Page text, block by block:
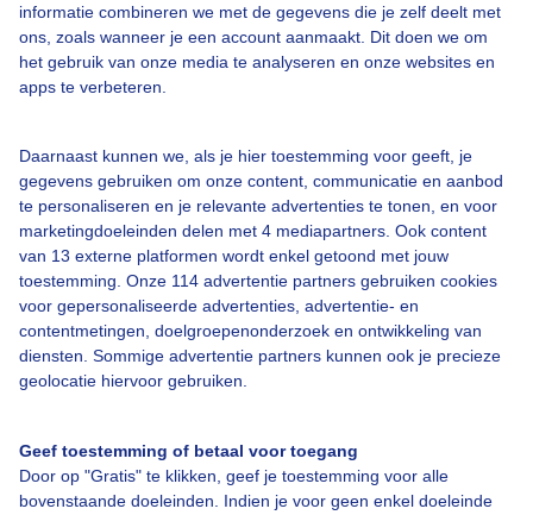
informatie combineren we met de gegevens die je zelf deelt met
ons, zoals wanneer je een account aanmaakt. Dit doen we om
het gebruik van onze media te analyseren en onze websites en
apps te verbeteren.
Daarnaast kunnen we, als je hier toestemming voor geeft, je
gegevens gebruiken om onze content, communicatie en aanbod
te personaliseren en je relevante advertenties te tonen, en voor
marketingdoeleinden delen met 4 mediapartners. Ook content
van 13 externe platformen wordt enkel getoond met jouw
toestemming. Onze 114 advertentie partners gebruiken cookies
voor gepersonaliseerde advertenties, advertentie- en
contentmetingen, doelgroepenonderzoek en ontwikkeling van
diensten. Sommige advertentie partners kunnen ook je precieze
geolocatie hiervoor gebruiken.
Geef toestemming of betaal voor toegang
Door op "Gratis" te klikken, geef je toestemming voor alle
bovenstaande doeleinden. Indien je voor geen enkel doeleinde
Over Buienradar
Bedrijfsgegevens
Veelgestelde vragen
Toegankelijkheid
Gebruikersvoorwaarden